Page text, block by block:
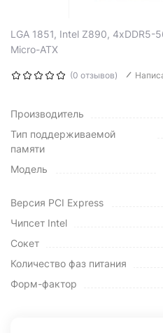
LGA 1851, Intel Z890, 4xDDR5-
Micro-ATX
(0 отзывов)
Производитель
Тип поддерживаемой
памяти
Модель
Версия PCI Express
Чипсет Intel
Сокет
Количество фаз питания
Форм-фактор